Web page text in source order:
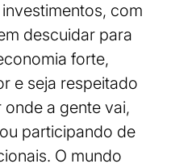
com
descuidar para
forte,
e seja respeitado
a gente vai,
participando de
O mundo